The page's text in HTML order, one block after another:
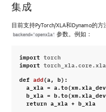
集成
目前支持PyTorch/XLA和Dynamo的
backend='openxla' 参数。例如：
import torch
import
def add(a, b):
a_xla = a.to(xm.
b_xla = b.to(xm.
return a_xla + b_xla